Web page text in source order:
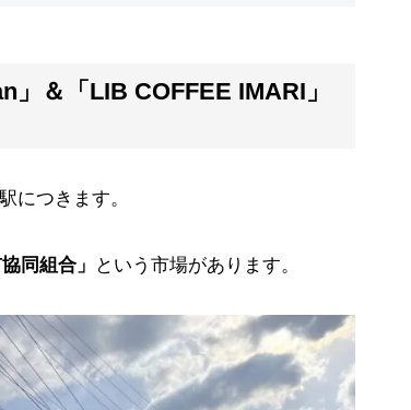
＆「LIB COFFEE IMARI」
につきます。
同組合」 という市場があります。